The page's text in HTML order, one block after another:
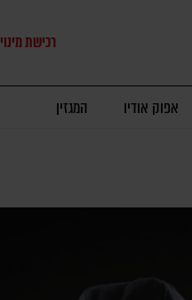
רכישת מינוי
אפוק אודיו המגזין